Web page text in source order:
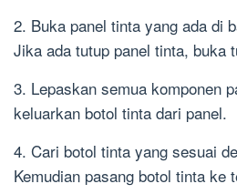
2. Buka panel tinta yang ada di
Jika ada tutup panel tinta, buka
3. Lepaskan semua komponen
keluarkan botol tinta dari panel.
4. Cari botol tinta yang sesuai
Kemudian pasang botol tinta ke